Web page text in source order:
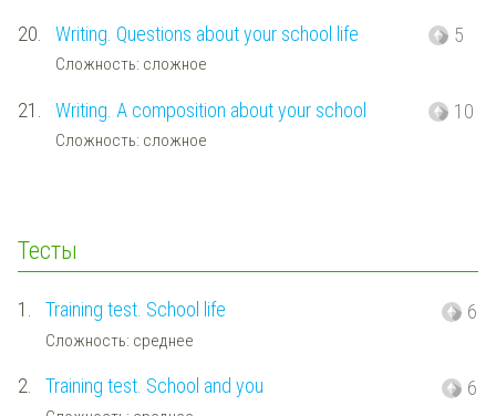
20. Writing. Questions about your school life
Сложность: сложное
5
21. Writing. A composition about your school
Сложность: сложное
10
Тесты
1. Training test. School life
Сложность: среднее
6
2. Training test. School and you 6